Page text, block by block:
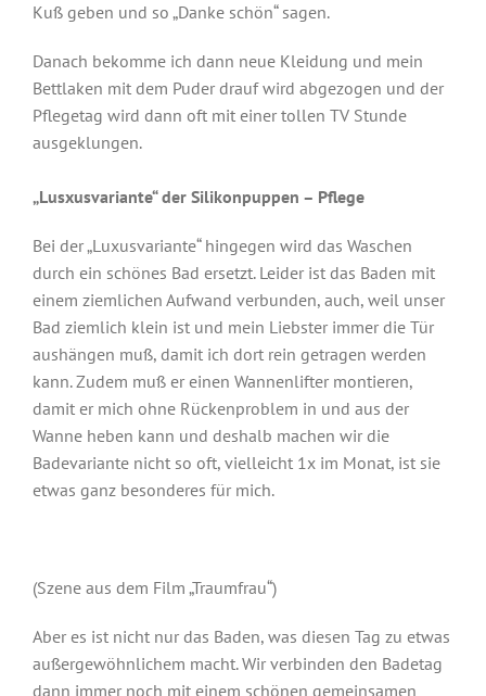
Kuß geben und so „Danke schön“ sagen.
Danach bekomme ich dann neue Kleidung und mein
Bettlaken mit dem Puder drauf wird abgezogen und der
Pflegetag wird dann oft mit einer tollen TV Stunde
ausgeklungen.
„Lusxusvariante“ der Silikonpuppen – Pflege
Bei der „Luxusvariante“ hingegen wird das Waschen
durch ein schönes Bad ersetzt. Leider ist das Baden mit
einem ziemlichen Aufwand verbunden, auch, weil unser
Bad ziemlich klein ist und mein Liebster immer die Tür
aushängen muß, damit ich dort rein getragen werden
kann. Zudem muß er einen Wannenlifter montieren,
damit er mich ohne Rückenproblem in und aus der
Wanne heben kann und deshalb machen wir die
Badevariante nicht so oft, vielleicht 1x im Monat, ist sie
etwas ganz besonderes für mich.
(Szene aus dem Film „Traumfrau“)
Aber es ist nicht nur das Baden, was diesen Tag zu etwas
außergewöhnlichem macht. Wir verbinden den Badetag
dann immer noch mit einem schönen gemeinsamen